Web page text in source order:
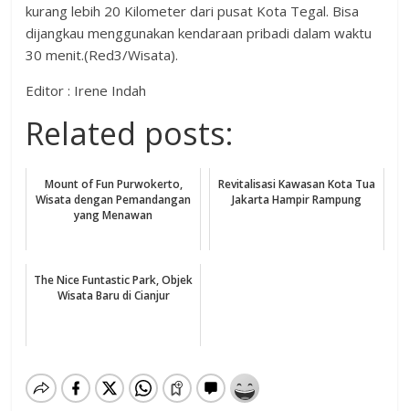
kurang lebih 20 Kilometer dari pusat Kota Tegal. Bisa
dijangkau menggunakan kendaraan pribadi dalam waktu
30 menit.(Red3/Wisata).
Editor : Irene Indah
Related posts:
Mount of Fun Purwokerto,
Wisata dengan Pemandangan
yang Menawan
Revitalisasi Kawasan Kota Tua
Jakarta Hampir Rampung
The Nice Funtastic Park, Objek
Wisata Baru di Cianjur